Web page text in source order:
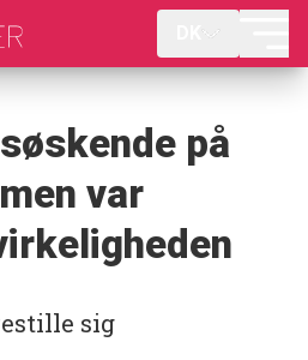
på
var
sig